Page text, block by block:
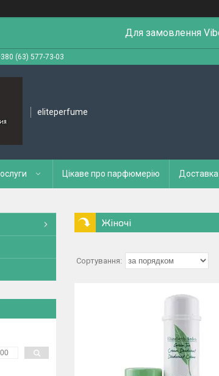
Для замовлення
(63) 577-73-03
eliteperfume
Цікаве про парфюмерію
Жіночі